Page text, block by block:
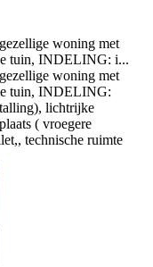
woning met
tuin, INDELING: i...
woning met
tuin, INDELING:
lichtrijke
( vroegere
technische ruimte